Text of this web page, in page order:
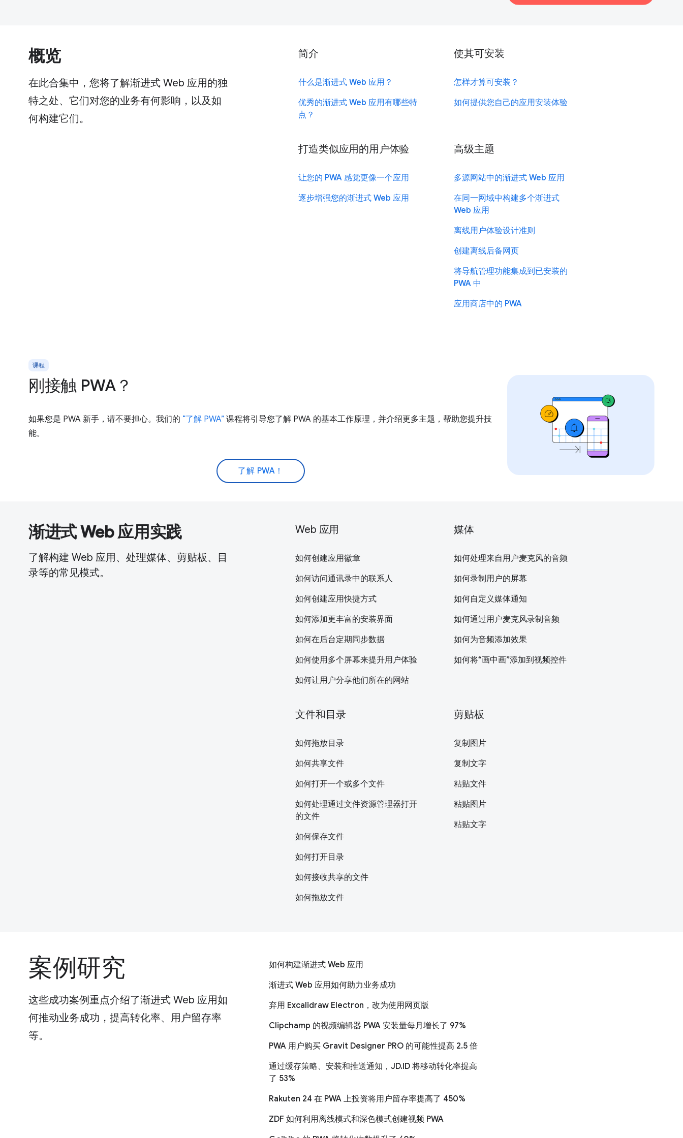
概览
在此合集中，您将了解渐进式 Web 应用的独
特之处、它们对您的业务有何影响，以及如
何构建它们。
简介
什么是渐进式 Web 应用？
优秀的渐进式 Web 应用有哪些特
点？
使其可安装
怎样才算可安装？
如何提供您自己的应用安装体验
打造类似应用的用户体验
让您的 PWA 感觉更像一个应用
逐步增强您的渐进式 Web 应用
高级主题
多源网站中的渐进式 Web 应用
在同一网域中构建多个渐进式
Web 应用
离线用户体验设计准则
创建离线后备网页
将导航管理功能集成到已安装的
PWA 中
应用商店中的 PWA
课程
刚接触 PWA？
如果您是 PWA 新手，请不要担心。我们的 “了解 PWA” 课程将引导您了解 PWA 的基本工作原理，并介绍更多主题，帮助您提升技
能。
了解 PWA！
渐进式 Web 应用实践
了解构建 Web 应用、处理媒体、剪贴板、目
录等的常见模式。
Web 应用
如何创建应用徽章
如何访问通讯录中的联系人
如何创建应用快捷方式
如何添加更丰富的安装界面
如何在后台定期同步数据
如何使用多个屏幕来提升用户体验
如何让用户分享他们所在的网站
媒体
如何处理来自用户麦克风的音频
如何录制用户的屏幕
如何自定义媒体通知
如何通过用户麦克风录制音频
如何为音频添加效果
如何将“画中画”添加到视频控件
文件和目录
如何拖放目录
如何共享文件
如何打开一个或多个文件
如何处理通过文件资源管理器打开
的文件
如何保存文件
如何打开目录
如何接收共享的文件
如何拖放文件
剪贴板
复制图片
复制文字
粘贴文件
粘贴图片
粘贴文字
案例研究
这些成功案例重点介绍了渐进式 Web 应用如
何推动业务成功，提高转化率、用户留存率
等。
如何构建渐进式 Web 应用
渐进式 Web 应用如何助力业务成功
弃用 Excalidraw Electron，改为使用网页版
Clipchamp 的视频编辑器 PWA 安装量每月增长了 97%
PWA 用户购买 Gravit Designer PRO 的可能性提高 2.5 倍
通过缓存策略、安装和推送通知，JD.ID 将移动转化率提高
了 53%
Rakuten 24 在 PWA 上投资将用户留存率提高了 450%
ZDF 如何利用离线模式和深色模式创建视频 PWA